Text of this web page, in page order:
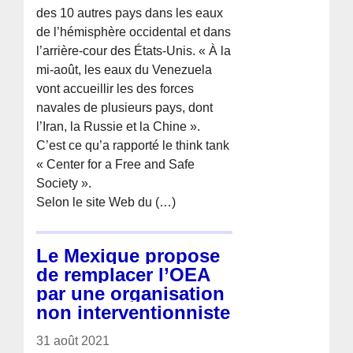
des 10 autres pays dans les eaux
de l’hémisphère occidental et dans
l’arrière-cour des États-Unis. « À la
mi-août, les eaux du Venezuela
vont accueillir les des forces
navales de plusieurs pays, dont
l’Iran, la Russie et la Chine ».
C’est ce qu’a rapporté le think tank
« Center for a Free and Safe
Society ».
Selon le site Web du (…)
Le Mexique propose
de remplacer l’OEA
par une organisation
non interventionniste
31 août 2021